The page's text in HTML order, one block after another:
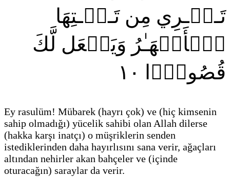
تَـجۡـرِي مِن تَـحۡـتِهَا
ٱلۡأَنۡهَـٰرُ وَيَجۡعَل لَّكَ
قُصُورَۢا
١٠
Ey rasulüm! Mübarek (hayrı çok) ve (hiç kimsenin
sahip olmadığı) yücelik sahibi olan Allah dilerse
(hakka karşı inatçı) o müşriklerin senden
istediklerinden daha hayırlısını sana verir, ağaçları
altından nehirler akan bahçeler ve (içinde
oturacağın) saraylar da verir.